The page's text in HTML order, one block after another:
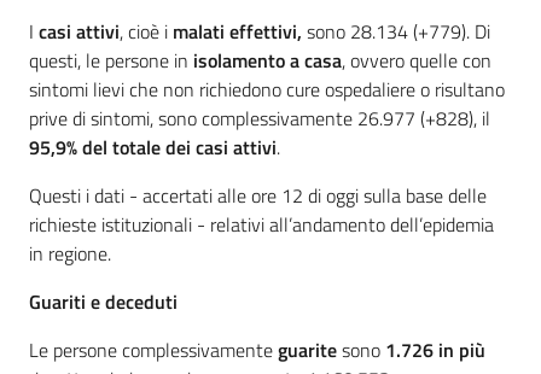
I casi attivi, cioè i malati effettivi, sono 28.134 (+779). Di
questi, le persone in isolamento a casa, ovvero quelle con
sintomi lievi che non richiedono cure ospedaliere o risultano
prive di sintomi, sono complessivamente 26.977 (+828), il
95,9% del totale dei casi attivi.
Questi i dati - accertati alle ore 12 di oggi sulla base delle
richieste istituzionali - relativi all’andamento dell’epidemia
in regione.
Guariti e deceduti
Le persone complessivamenteguaritesono 1.726 in più